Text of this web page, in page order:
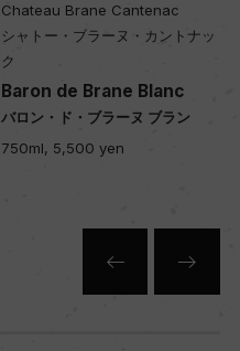
Chateau Brane Cantenac
シャトー・ブラーヌ・カントナッ
ク
Baron de Brane Blanc
バロン・ド・ブラーヌ ブラン
750ml, 5,500 yen